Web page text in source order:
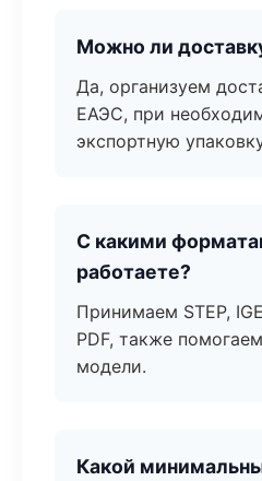
Можно ли
Да, организуем
ЕАЭС, при
экспортную
С какими
работаете?
Принимаем STEP,
PDF, также
модели.
Какой